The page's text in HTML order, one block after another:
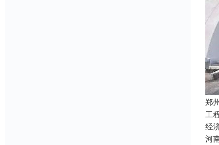
郑
工
经
河